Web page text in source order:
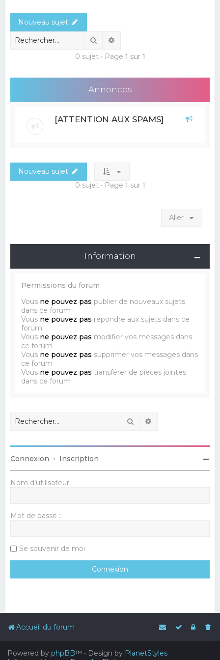
r
Nouveau sujet
Rechercher
0 sujet • Page 1 sur 1
Annonces
[ATTENTION AUX SPAMS]
Nouveau sujet
0 sujet • Page 1 sur 1
Aller
Information
Permissions du forum
Vous ne pouvez pas publier de nouveaux sujets
dans ce forum
Vous ne pouvez pas répondre aux sujets dans ce
forum
Vous ne pouvez pas modifier vos messages dans
ce forum
Vous ne pouvez pas supprimer vos messages dans
ce forum
Vous ne pouvez pas transférer de pièces jointes
dans ce forum
Rechercher
Connexion • Inscription
Nom d’utilisateur :
Mot de passe :
Se souvenir de moi
Accueil du forum
Powered by phpBB™ • Design by PlanetStyles